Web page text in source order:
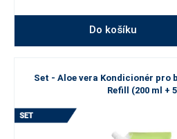
Do košíku
Set - Aloe vera Kondicionér pro
Refill (200 ml +